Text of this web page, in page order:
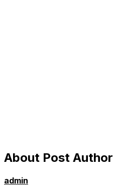
About Post Author
admin